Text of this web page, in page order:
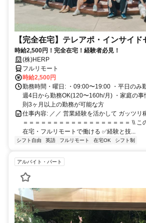
【完全在宅】テレアポ・インサイド
時給2,500円！完全在宅！経験者必見！
(株)HERP
フルリモート
時給2,500円
勤務時間・曜日: ・09:00〜19:00 ・平日のみ
週4日から勤務OK(120〜160h/月) ・家庭の
則3ヶ月以上の勤務が可能な方
仕事内容: ／／ 営業経験を活かして ガッツリ
＝＝＝＝＝＝＝＝＝＝＝＝＝＝＝＝＝＝ \\ こ
在宅・フルリモートで働ける ✅経験と技...
シフト自由 英語 フルリモート 在宅OK シフト制
アルバイト・パート